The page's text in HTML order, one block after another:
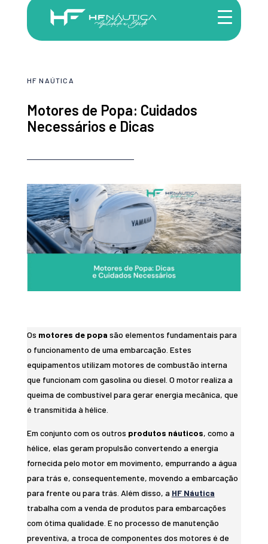
HF NAÚTICA
Motores de Popa: Cuidados
Necessários e Dicas
Os motores de popa são elementos fundamentais para
o funcionamento de uma embarcação. Estes
equipamentos utilizam motores de combustão interna
que funcionam com gasolina ou diesel. O motor realiza a
queima de combustível para gerar energia mecânica, que
é transmitida à hélice.
Em conjunto com os outros produtos náuticos, como a
hélice, elas geram propulsão convertendo a energia
fornecida pelo motor em movimento, empurrando a água
para trás e, consequentemente, movendo a embarcação
para frente ou para trás. Além disso, a HF Náutica
trabalha com a venda de produtos para embarcações
com ótima qualidade. E no processo de manutenção
preventiva, a troca de componentes dos motores é de